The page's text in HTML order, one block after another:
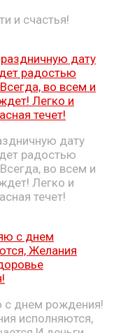
и счастья!
дату
радостью
во всем и
Легко и
течет!
с днем рождения!
исполняются,